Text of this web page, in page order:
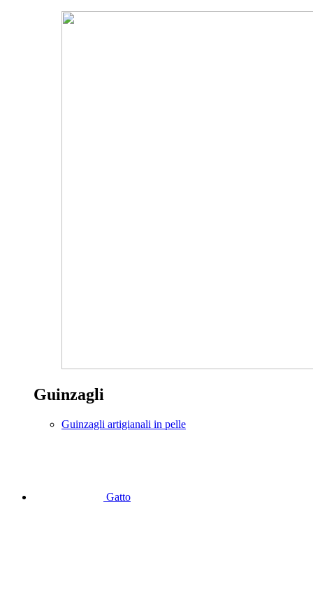
Guinzagli
Guinzagli artigianali in pelle
Gatto